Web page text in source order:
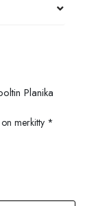
Planika
merkitty *